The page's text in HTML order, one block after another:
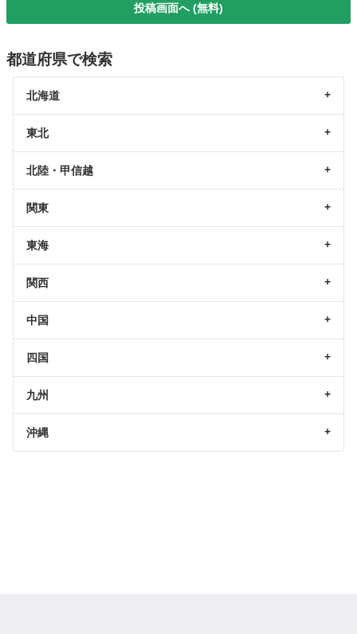
投稿画面へ (無料)
都道府県で検索
北海道
東北
北陸・甲信越
関東
東海
関西
中国
四国
九州
沖縄